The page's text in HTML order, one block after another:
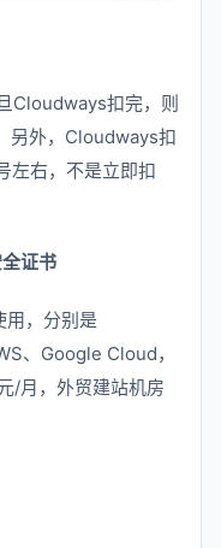
Cloudways扣完，则
另外，Cloudways扣
左右，不是立即扣
证书
用，分别是
、Google Cloud，
/月，外贸建站机房